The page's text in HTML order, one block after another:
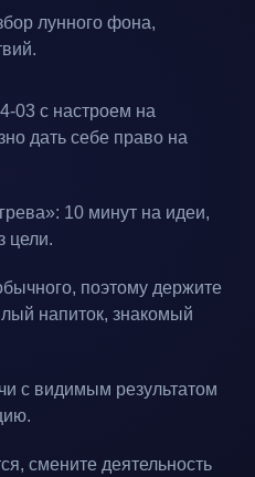
лунного фона,
03 с настроем на
дать себе право на
10 минут на идеи,
цели.
поэтому держите
напиток, знакомый
с видимым результатом
смените деятельность